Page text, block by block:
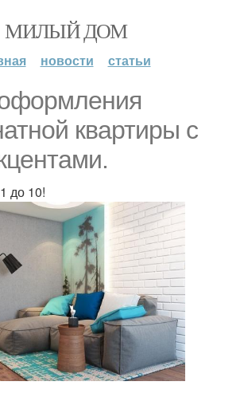
МИЛЫЙ ДОМ
новости статьи
квартиры с
до 10!